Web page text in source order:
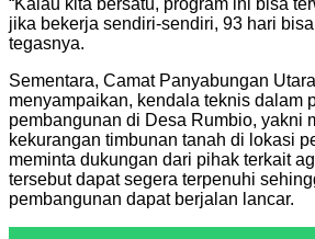
jika bekerja sendiri-sendiri, 93 hari
tegasnya.
Sementara, Camat Panyabungan
menyampaikan, kendala teknis dalam
pembangunan di Desa Rumbio, yakni
kekurangan timbunan tanah di lokasi
meminta dukungan dari pihak terkait
tersebut dapat segera terpenuhi
pembangunan dapat berjalan lancar.